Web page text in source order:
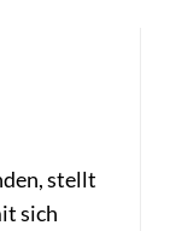
stellt
sich